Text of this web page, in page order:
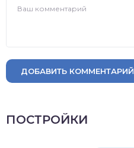
ДОБАВИТЬ КОММЕНТАРИЙ
ПОСТРОЙКИ